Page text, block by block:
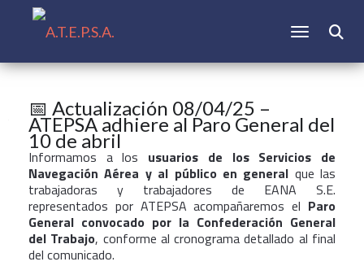
CAMBIAR
📅 Actualización 08/04/25 –
ATEPSA adhiere al Paro General del
10 de abril
Informamos a los usuarios de los Servicios de
Navegación Aérea y al público en general que las
trabajadoras y trabajadores de EANA S.E.
representados por ATEPSA acompañaremos el Paro
General convocado por la Confederación General
del Trabajo, conforme al cronograma detallado al final
del comunicado.